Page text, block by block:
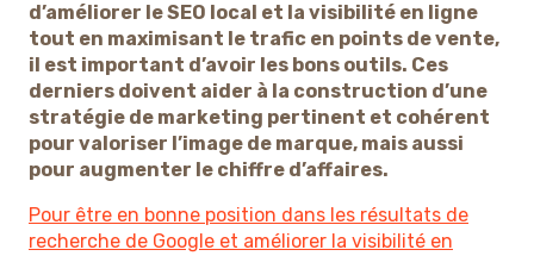
d’améliorer le SEO local et la visibilité en ligne
tout en maximisant le trafic en points de vente,
il est important d’avoir les bons outils. Ces
derniers doivent aider à la construction d’une
stratégie de marketing pertinent et cohérent
pour valoriser l’image de marque, mais aussi
pour augmenter le chiffre d’affaires.
Pour être en bonne position dans les résultats de
recherche de Google et améliorer la visibilité en